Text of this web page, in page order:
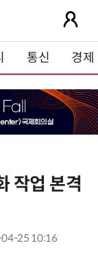
통신 경제
작업 본격
04-25 10:16